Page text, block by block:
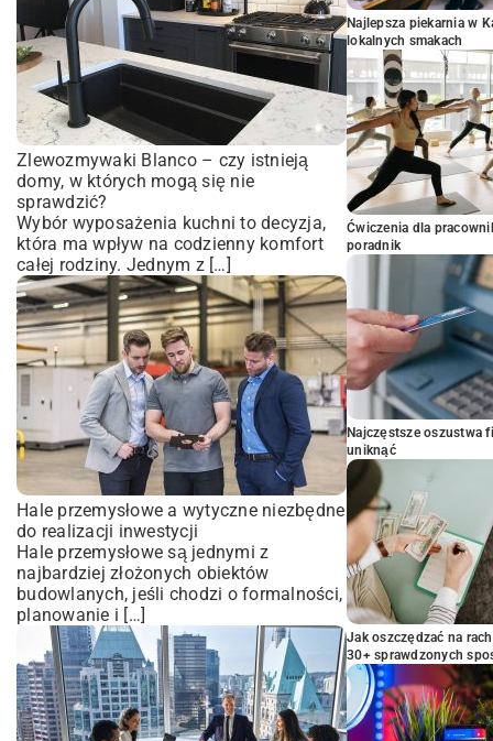
Zlewozmywaki Blanco – czy istnieją
domy, w których mogą się nie
sprawdzić?
Wybór wyposażenia kuchni to decyzja,
która ma wpływ na codzienny komfort
całej rodziny. Jednym z […]
Hale przemysłowe a wytyczne niezbędne
do realizacji inwestycji
Hale przemysłowe są jednymi z
najbardziej złożonych obiektów
budowlanych, jeśli chodzi o formalności,
planowanie i […]
Najlepsza piekarnia w
lokalnych smakach
Ćwiczenia dla
poradnik
Najczęstsze oszustwa
uniknąć
Jak oszczędzać na
30+ sprawdzonych